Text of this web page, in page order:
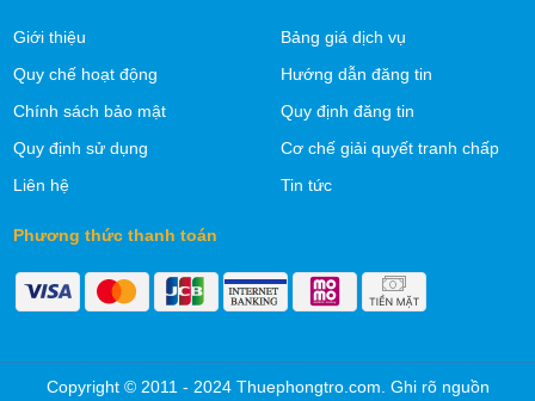
Giới thiệu
Quy chế hoạt động
Chính sách bảo mật
Quy định sử dụng
Liên hệ
Bảng giá dịch vụ
Hướng dẫn đăng tin
Quy định đăng tin
Cơ chế giải quyết tranh chấp
Tin tức
Phương thức thanh toán
Copyright © 2011 - 2024 Thuephongtro.com. Ghi rõ nguồn